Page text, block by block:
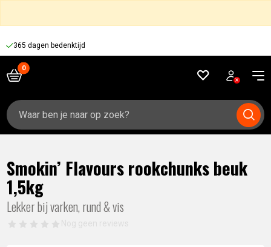
365 dagen bedenktijd
Zoeken
naar:
Smokin’ Flavours rookchunks beuk
1,5kg
Lekker bij varken, rund & vis